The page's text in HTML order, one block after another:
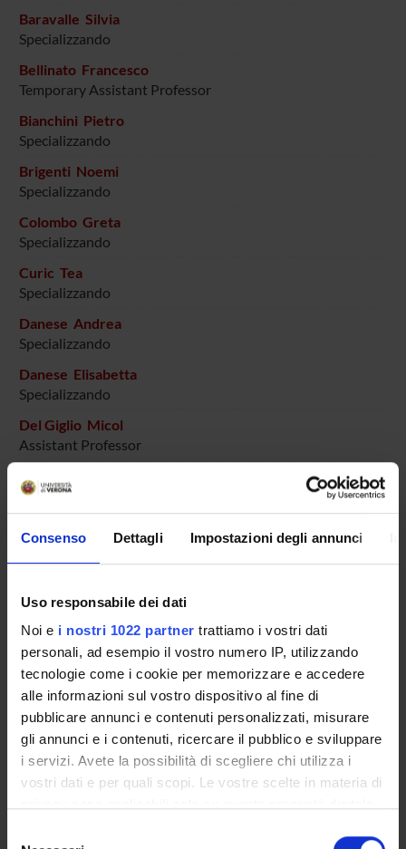
Consenso Dettagli Impostazioni degli annunci
Uso responsabile dei dati
Noi e i nostri 1022 partner trattiamo i vostri dati
personali, ad esempio il vostro numero IP, utilizzando
tecnologie come i cookie per memorizzare e accedere
alle informazioni sul vostro dispositivo al fine di
pubblicare annunci e contenuti personalizzati, misurare
gli annunci e i contenuti, ricercare il pubblico e sviluppare
i servizi. Avete la possibilità di scegliere chi utilizza i
vostri dati e per quali scopi. Le vostre scelte in materia di
Baravalle Silvia
Specializzando
Bellinato Francesco
Temporary Assistant Professor
Bianchini Pietro
Specializzando
Brigenti Noemi
Specializzando
Colombo Greta
Specializzando
Curic Tea
Specializzando
Danese Andrea
Specializzando
Danese Elisabetta
Specializzando
Del Giglio Micol
Assistant Professor
Specializzando
Scholarship holder
Specializzando
Girolomoni Giampiero
Full Professor
Gisondi Paolo
Associate Professor
Lozito Alessia
Specializzando
Maurelli Martina
PhD student